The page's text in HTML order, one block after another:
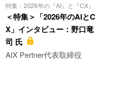
特集：2026年の『AI』と『CX』
＜特集＞「2026年のAIとC
X」インタビュー：野口竜
司 氏
AIX Pertner代表取締役